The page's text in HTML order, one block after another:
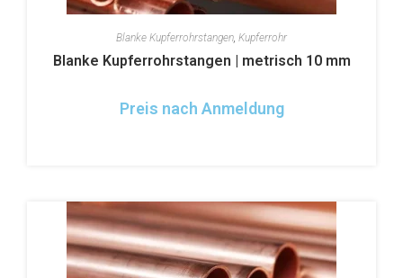
Blanke Kupferrohrstangen, Kupferrohr
Blanke Kupferrohrstangen | metrisch 10 mm
Preis nach Anmeldung